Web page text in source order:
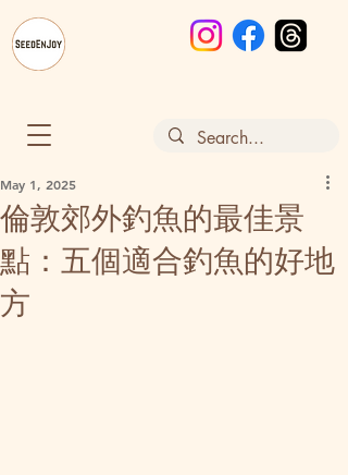
倫敦郊外釣魚的最佳景
點：五個適合釣魚的好地
方
May 1, 2025